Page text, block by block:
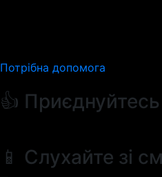
Потрібна допомога
👍
📱 Слухайте зі